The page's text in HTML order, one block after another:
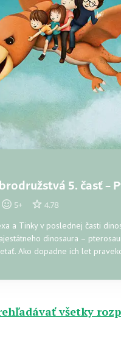
5. časť –
5+ 4.78
a Tinky v poslednej časti
dinosaura –
Ako dopadne ich let
všetky